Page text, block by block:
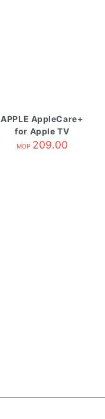
APPLE AppleCare+
for Apple TV
MOP 209.00